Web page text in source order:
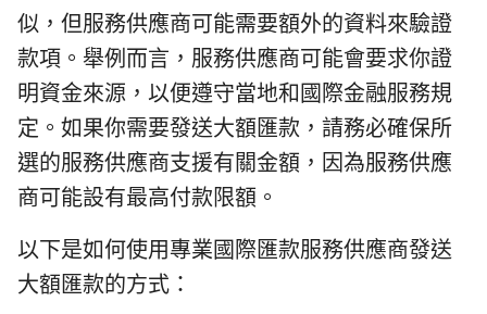
似，但服務供應商可能需要額外的資料來驗證
款項。舉例而言，服務供應商可能會要求你證
明資金來源，以便遵守當地和國際金融服務規
定。如果你需要發送大額匯款，請務必確保所
選的服務供應商支援有關金額，因為服務供應
商可能設有最高付款限額。
以下是如何使用專業國際匯款服務供應商發送
大額匯款的方式：